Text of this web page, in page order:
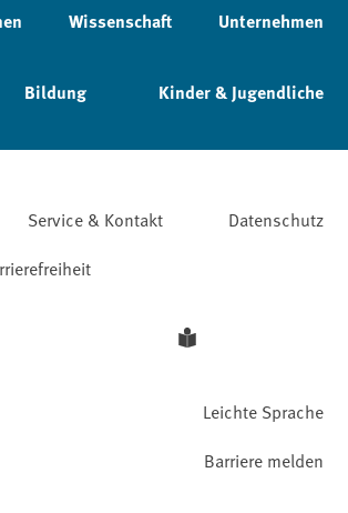
Wissenschaft Unternehmen
Bildung Kinder & Jugendliche
Service & Kontakt
Datenschutz
Leichte Sprache
Barriere melden